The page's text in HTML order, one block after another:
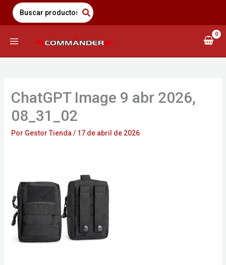
Saltar
contenido
Search
for:
ChatGPT Image 9 abr 2026,
08_31_02
Por Gestor Tienda / 17 de abril de 2026